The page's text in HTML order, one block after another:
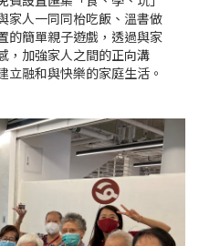
家人一同同枱吃飯、溫書做
的簡單親子遊戲，透過與家
，加強家人之間的正向溝
立融和與快樂的家庭生活。